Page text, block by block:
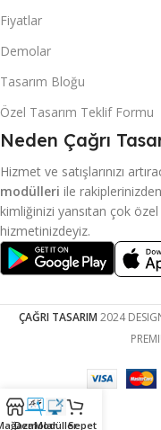
Fiyatlar
Demolar
Tasarım Bloğu
Özel Tasarım Teklif Formu
Neden Çağrı
Hizmet ve satışlarınızı
modülleri ile
kimliğinizi yansıtan çok
hizmetinizdeyiz.
ÇAĞRI TASARIM 2024
DemolarModüllerSepet